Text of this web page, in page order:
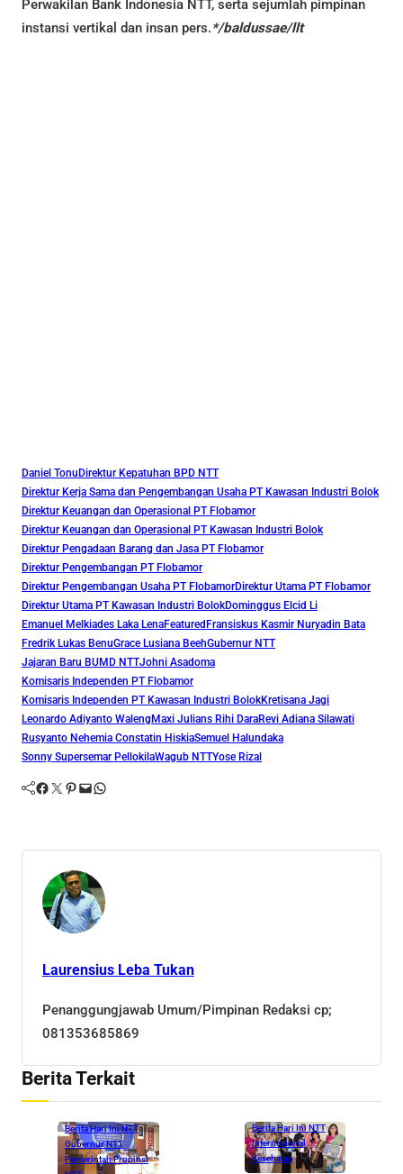
Perwakilan Bank Indonesia NTT, serta sejumlah pimpinan
instansi vertikal dan insan pers.*/baldussae/llt
Daniel Tonu Direktur Kepatuhan BPD NTT
Direktur Kerja Sama dan Pengembangan Usaha PT Kawasan Industri Bolok
Direktur Keuangan dan Operasional PT Flobamor
Direktur Keuangan dan Operasional PT Kawasan Industri Bolok
Direktur Pengadaan Barang dan Jasa PT Flobamor
Direktur Pengembangan PT Flobamor
Direktur Pengembangan Usaha PT FlobamorDirektur Utama PT Flobamor
Direktur Utama PT Kawasan Industri BolokDominggus Elcid Li
Emanuel Melkiades Laka LenaFeatured Fransiskus Kasmir Nuryadin Bata
Fredrik Lukas BenuGrace Lusiana BeehGubernur NTT
Jajaran Baru BUMD NTTJohni Asadoma
Komisaris Independen PT Flobamor
Komisaris Independen PT Kawasan Industri BolokKretisana Jagi
Leonardo Adiyanto Waleng Maxi Julians Rihi DaraRevi Adiana Silawati
Rusyanto Nehemia Constatin HiskiaSemuel Halundaka
Sonny Supersemar PellokilaWagub NTTYose Rizal
Facebook Twitter Pinterest Mail WhatsApp
Laurensius Leba Tukan
Penanggungjawab Umum/Pimpinan Redaksi cp;
081353685869
Berita Terkait
Berita Hari Ini NTT
Gubernur NTT
Pemerintah Propinsi
Berita Hari Ini NTT
Internasional
Kesehatan